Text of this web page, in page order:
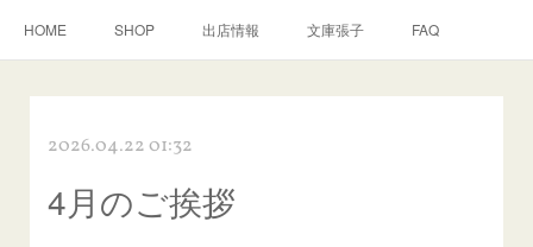
HOME SHOP 出店情報 文庫張子 FAQ
2026.04.22 01:32
4月のご挨拶